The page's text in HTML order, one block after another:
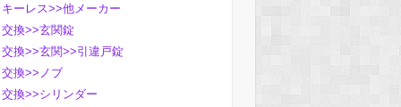
キーレス>>他メーカー
交換>>玄関錠
交換>>玄関>>引違戸錠
交換>>ノブ
交換>>シリンダー